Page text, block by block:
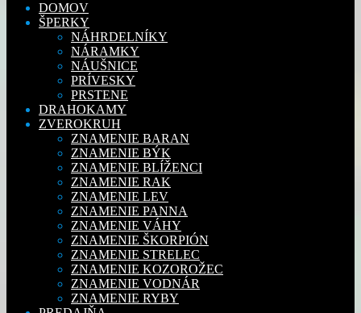
DOMOV
ŠPERKY
NÁHRDELNÍKY
NÁRAMKY
NÁUŠNICE
PRÍVESKY
PRSTENE
DRAHOKAMY
ZVEROKRUH
ZNAMENIE BARAN
ZNAMENIE BÝK
ZNAMENIE BLÍŽENCI
ZNAMENIE RAK
ZNAMENIE LEV
ZNAMENIE PANNA
ZNAMENIE VÁHY
ZNAMENIE ŠKORPIÓN
ZNAMENIE STRELEC
ZNAMENIE KOZOROŽEC
ZNAMENIE VODNÁR
ZNAMENIE RYBY